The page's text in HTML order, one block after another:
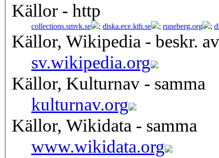
Källor - http
collections.smvk.se ; diska.ece.kth.se ; runeberg.org ;
Källor, Wikipedia - beskr. av
sv.wikipedia.org
Källor, Kulturnav - samma
kulturnav.org
Källor, Wikidata - samma
www.wikidata.org